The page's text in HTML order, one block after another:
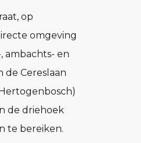
op
omgeving
ambachts- en
de Cereslaan
de driehoek
te bereiken.